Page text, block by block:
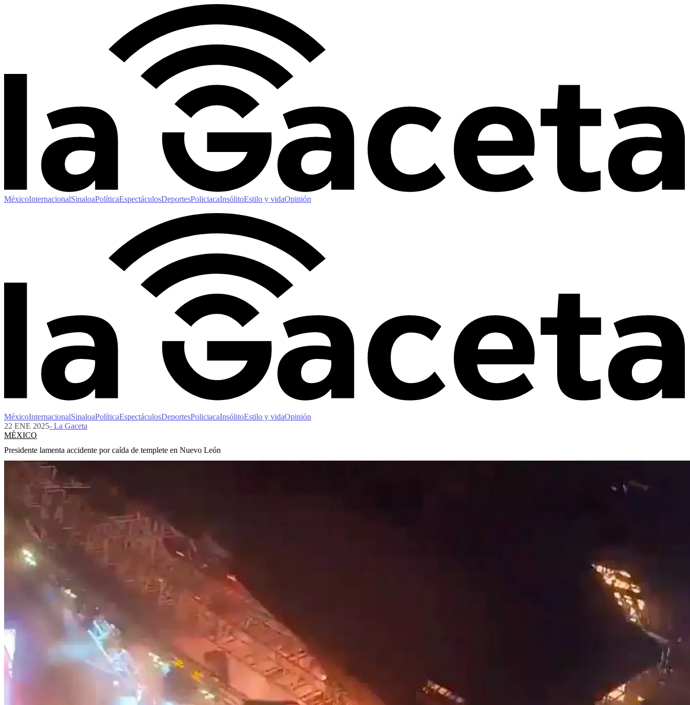
MéxicoInternacionalSinaloaPolíticaEspectáculosDeportesPoliciacaInsólitoEstilo y vidaOpinión
MéxicoInternacionalSinaloaPolíticaEspectáculosDeportesPoliciacaInsólitoEstilo y vidaOpinión
22 ENE 2025- La Gaceta
MÉXICO
Presidente lamenta accidente por caída de templete en Nuevo León